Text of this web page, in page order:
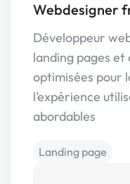
Webdesigner
Développeur
landing pages
optimisées pour
l’expérience
abordables
Landing page